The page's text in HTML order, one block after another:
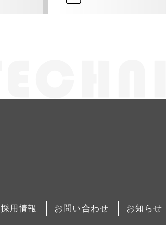
採用情報 お問い合わせ お知らせ